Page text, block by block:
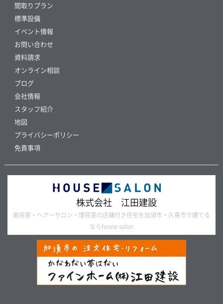
間取りプラン
標準設備
イベント情報
お問い合わせ
資料請求
オンライン相談
ブログ
会社情報
スタッフ紹介
地図
プライバシーポリシー
免責事項
株式会社 江田建設
美容室・ヘアーサロン・理容室の店舗付き住宅を加須市・久喜市で建てる
ならhouse salon